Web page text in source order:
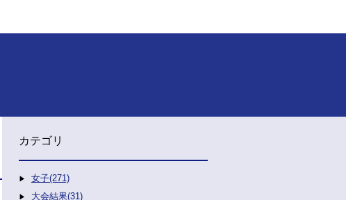
カテゴリ
女子(271)
大会結果(31)